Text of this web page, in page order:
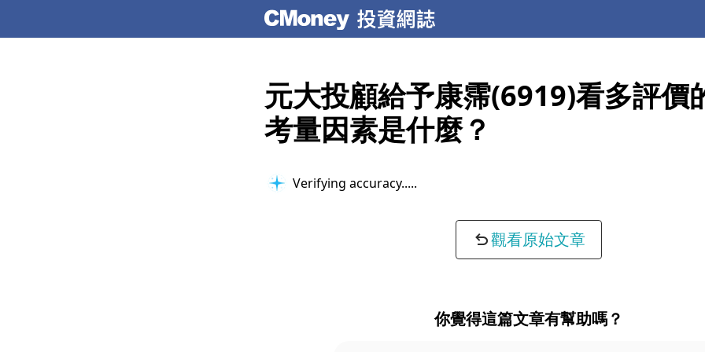
元大投顧給予康霈(6919)看多評價
考量因素是什麼？
Verifying accuracy...
觀看原始文章
你覺得這篇文章有幫助嗎？